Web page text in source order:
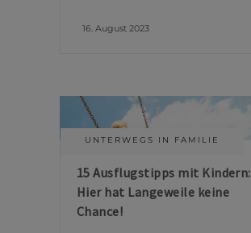
16. August 2023
UNTERWEGS IN FAMILIE
15 Ausflugstipps mit Kindern:
Hier hat Langeweile keine
Chance!